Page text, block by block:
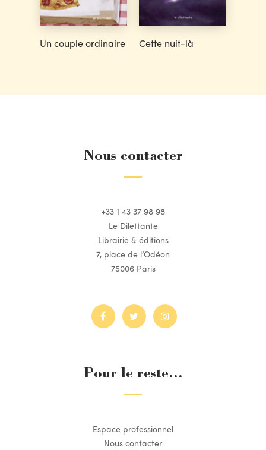
Un couple ordinaire Cette nuit-là
Nous contacter
+33 1 43 37 98 98
Le Dilettante
Librairie & éditions
7, place de l’Odéon
75006 Paris
Pour le reste...
Espace professionnel
Nous contacter